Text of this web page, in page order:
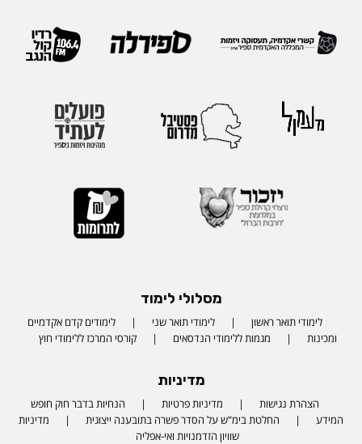
מסלולי לימוד
לימודי תואר ראשון לימודי תואר שני
לימודים קדם אקדמיים
ומכינות
מגמות ללימודי הנדסאים קורסי המרכז ללימודי חוץ
מדיניות
הצהרת נגישות מדיניות פרטיות
הנחיות בדבר חוק חופש
המידע
החלטת בימ"ש על הסדר פשרה בתובענה ייצוגית
מדיניות
שוויון הזדמנויות ואי-אפליה